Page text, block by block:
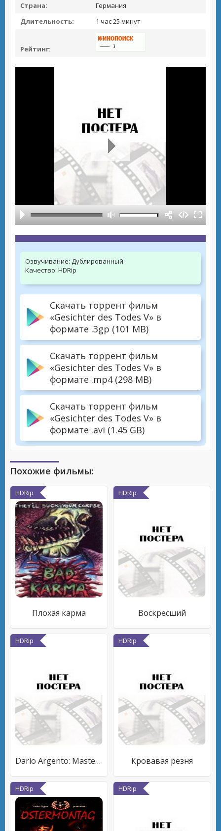
Страна:
Германия
Длительность:
1 час 25 минут
Рейтинг:
Озвучивание: Дублированный
Качество: HDRip
Скачать торрент фильм
«Gesichter des Todes V» в
формате .3gp (101 MB)
Скачать торрент фильм
«Gesichter des Todes V» в
формате .mp4 (298 MB)
Скачать торрент фильм
«Gesichter des Todes V» в
формате .avi (1.45 GB)
Похожие фильмы:
HDRip
Плохая карма
HDRip
Воскресший
HDRip
Dario Argento: Master of Horror
HDRip
Кровавая резня
HDRip HDRip